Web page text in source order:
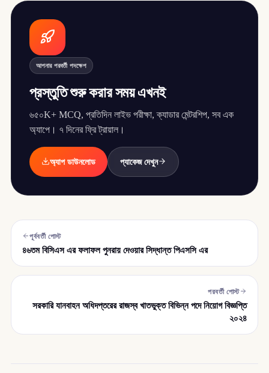
আপনার পরবর্তী পদক্ষেপ
প্রস্তুতি শুরু করার সময় এখনই
৬৫০K+ MCQ, প্রতিদিন লাইভ পরীক্ষা, ক্যাডার মেন্টরশিপ, সব এক
অ্যাপে। ৭ দিনের ফ্রি ট্রায়াল।
অ্যাপ ডাউনলোড প্যাকেজ দেখুন
পূর্ববর্তী পোস্ট
৪৬তম বিসিএস এর ফলাফল পুনরায় দেওয়ার সিদ্ধান্ত পিএসসি এর
পরবর্তী পোস্ট
সরকারি যানবাহন অধিদপ্তরের রাজস্ব খাতভুক্ত বিভিন্ন পদে নিয়োগ বিজ্ঞপ্তি
২০২৪